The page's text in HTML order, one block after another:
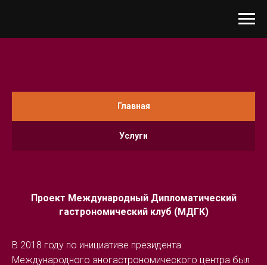
Главная
Услуги
Проект Международный Дипломатический
гастрономический клуб (МДГК)
В 2018 году по инициативе президента
Международного эногастрономического центра был